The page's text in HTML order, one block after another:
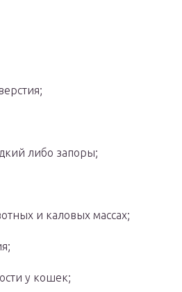
либо запоры;
и каловых массах;
у кошек;